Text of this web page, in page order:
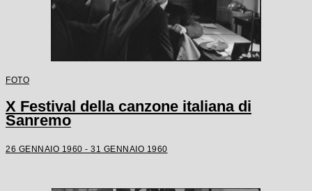
FOTO
X Festival della canzone italiana di
Sanremo
26 GENNAIO 1960 - 31 GENNAIO 1960